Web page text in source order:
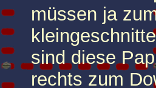
müssen ja
sind diese
rechts zum